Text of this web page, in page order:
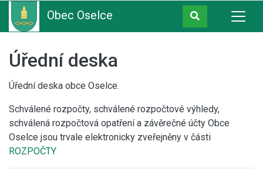
Obec Oselce
Úřední deska
Úřední deska obce Oselce.
Schválené rozpočty, schválené rozpočtové výhledy,
schválená rozpočtová opatření a závěrečné účty Obce
Oselce jsou trvale elektronicky zveřejněny v části
ROZPOČTY